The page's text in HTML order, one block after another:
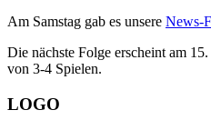
Am Samstag gab es unsere News-
Die nächste Folge erscheint am
von 3-4 Spielen.
LOGO